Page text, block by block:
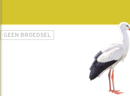
GEEN BROEDSEL